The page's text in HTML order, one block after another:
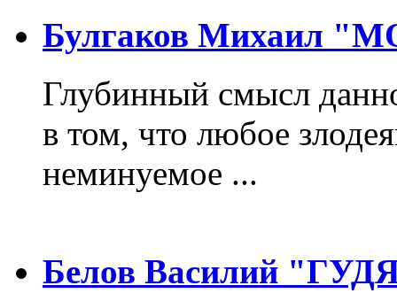
Булгаков Михаил
Глубинный смысл
в том, что любое
неминуемое ...
Белов Василий